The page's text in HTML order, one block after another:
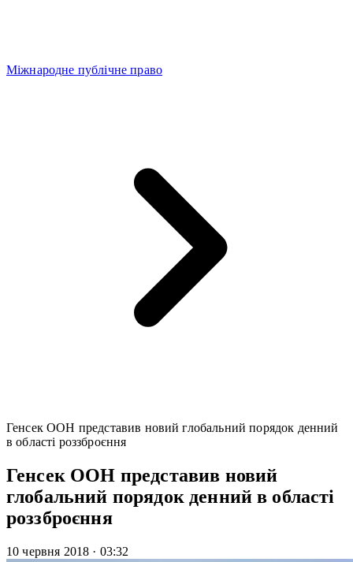
Міжнародне публічне право
Генсек ООН представив новий глобальний порядок денний
в області роззброєння
Генсек ООН представив новий
глобальний порядок денний в області
роззброєння
10 червня 2018 · 03:32